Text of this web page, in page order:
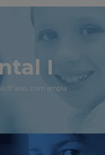
I
5º ano, com ampla